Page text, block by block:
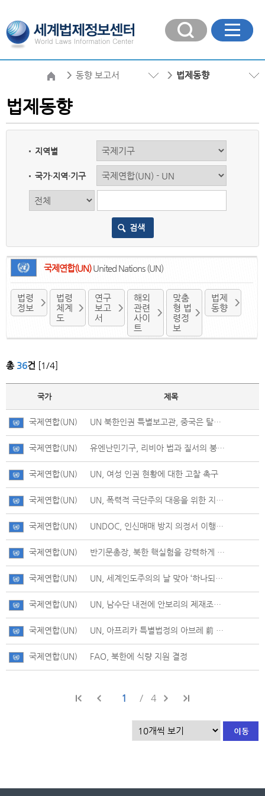
동향 보고서 법제동향
법제동향
지역별
국가·지역·기구
검색
국제연합(UN)United Nations (UN)
법령
정보
법령
체계
도
연구
보고
서
해외
관련
사이
트
맞춤
형 법
령정
보
법제
동향
총 36건 [1/4]
국가 제목
국제연합(UN) UN 북한인권 특별보고관, 중국은 탈북민에 대해 국제법상 강제송환금지원칙 적용해야
국제연합(UN) 유엔난민기구, 리비아 법과 질서의 붕괴에 따른 인도주의적 대응 가속화
국제연합(UN) UN, 여성 인권 현황에 대한 고찰 촉구
국제연합(UN) UN, 폭력적 극단주의 대응을 위한 지침서 발간
국제연합(UN) UNDOC, 인신매매 방지 의정서 이행 촉구
국제연합(UN) 반기문총장, 북한 핵실험을 강력하게 비난하다
국제연합(UN) UN, 세계인도주의의 날 맞아 ‘하나되는 인류애(One Humanity)’ 행사 개최
국제연합(UN) UN, 남수단 내전에 안보리의 제재조치 등 촉구
국제연합(UN) UN, 아프리카 특별법정의 아브레 前 차드대통령에 대한 ‘역사적’ 판결 환영
국제연합(UN) FAO, 북한에 식량 지원 결정
1 4